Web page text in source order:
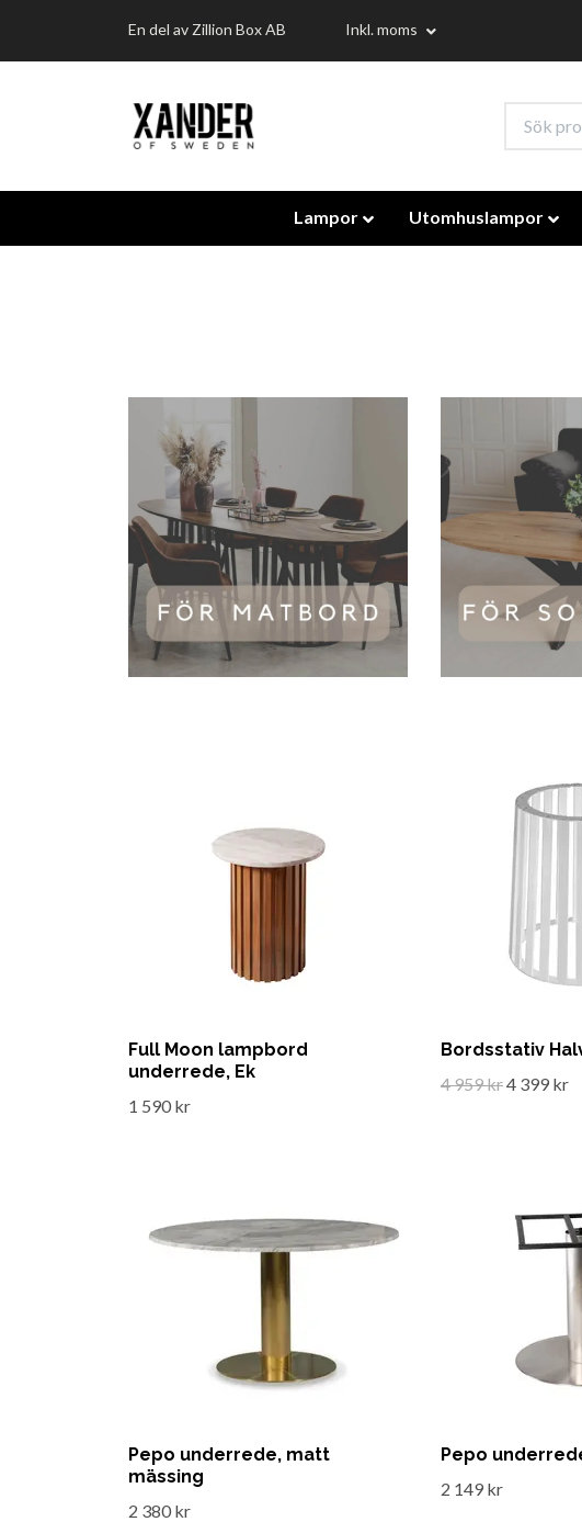
En del av Zillion Box AB Inkl. moms
Lampor Utomhuslampor
Full Moon lampbord
underrede, Ek
1 590 kr
Bordsstativ
4 959 kr4 399 kr
Pepo underrede, matt
mässing
2 380 kr
Pepo
2 149 kr